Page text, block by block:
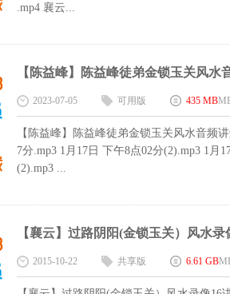
.mp4 襄云...
【陈益峰】陈益峰徒弟金锁玉关风水
2023-07-05 可用版 435 MB
【陈益峰】陈益峰徒弟金锁玉关风水音频
7分.mp3 1月17日 下午8点02分(2).mp3 1月
(2).mp3 ...
【襄云】过路阴阳(金锁玉关）风水录
2015-10-22 共享版 6.61 GB